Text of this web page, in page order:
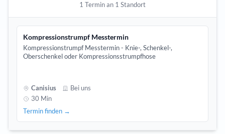
1 Termin an 1 Standort
Kompressionstrumpf Messtermin
Kompressionstrumpf Messtermin - Knie-, Schenkel-,
Oberschenkel oder Kompressionsstrumpfhose
Canisius
Bei uns
30 Min
Termin finden →